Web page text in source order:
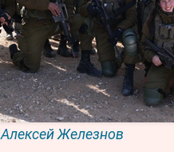
Алексей Железнов